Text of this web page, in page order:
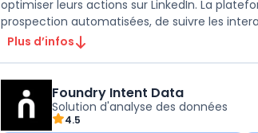
optimiser leurs actions sur LinkedIn. La
prospection automatisées, de suivre les
Plus d’infos
Foundry Intent Data
Solution d'analyse des données
4.5